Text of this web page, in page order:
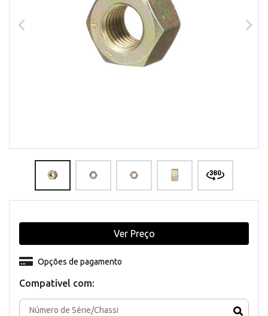
Compativel com:
Opções de pagamento
Ver Preço